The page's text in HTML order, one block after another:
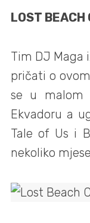
LOST BEACH
Tim DJ Maga
pričati o
se u malom
Ekvadoru a
Tale of Us i
nekoliko